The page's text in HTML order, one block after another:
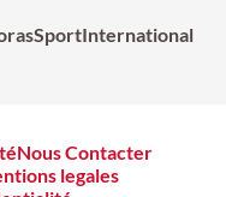
SportInternational
Nous Contacter
legales